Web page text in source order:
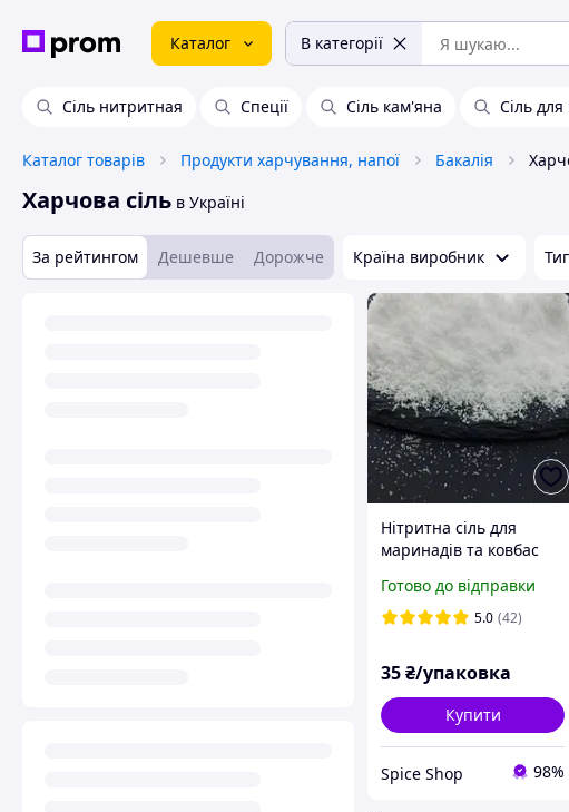
Каталог В категорії
Сіль нитритная Спеції Сіль кам'яна Сіль для
Каталог товарів Продукти харчування, напої Бакалія
Харчова сіль в Україні
За рейтингом Дешевше Дорожче Країна виробник
Нітритна сіль для
маринадів та ковбас
Готово до відправки
5.0 (42)
35₴/упаковка
Купити
Spice Shop 98%